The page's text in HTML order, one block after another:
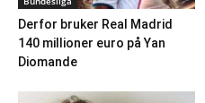
Derfor bruker Real Madrid
140 millioner euro på Yan
Diomande